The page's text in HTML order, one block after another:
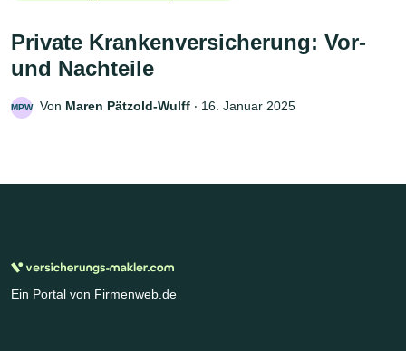
Private Krankenversicherung: Vor-
und Nachteile
MPW Von Maren Pätzold-Wulff ‧ 16. Januar 2025
Ein Portal von Firmenweb.de